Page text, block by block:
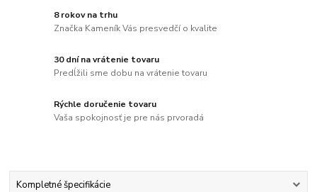
8 rokov na trhu
Značka Kameník Vás presvedčí o kvalite
30 dní na vrátenie tovaru
Predĺžili sme dobu na vrátenie tovaru
Rýchle doručenie tovaru
Vaša spokojnosť je pre nás prvoradá
Kompletné špecifikácie